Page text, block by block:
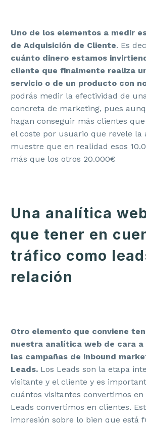
Uno de los elementos a medir
de Adquisición de Cliente. Es
cuánto dinero estamos
cliente que finalmente realiza
servicio o de un producto con
podrás medir la efectividad de
concreta de marketing, pues
hagan conseguir más clientes
el coste por usuario que revele la
muestre que en realidad esos
más que los otros 20.000€
Una analítica
que tener en
tráfico como
relación
Otro elemento que conviene
nuestra analítica web de cara a
las campañas de inbound
Leads. Los Leads son la etapa
visitante y el cliente y es
cuántos visitantes convertimos en
Leads convertimos en clientes.
impresión sobre lo bien que está